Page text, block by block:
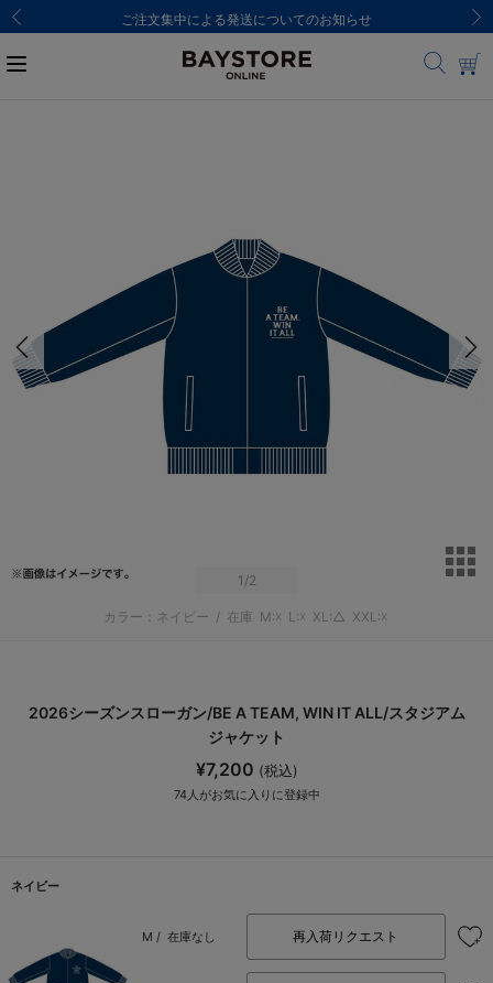
ご注文集中による発送についてのお知らせ
1 /2
カラー：ネイビー / 在庫 M:☓ L:☓ XL:△ XXL:☓
2026シーズンスローガン/BE A TEAM, WIN IT ALL/スタジアム
ジャケット
¥7,200 (税込)
74 人がお気に入りに登録中
ネイビー
M / 在庫なし 再入荷リクエスト